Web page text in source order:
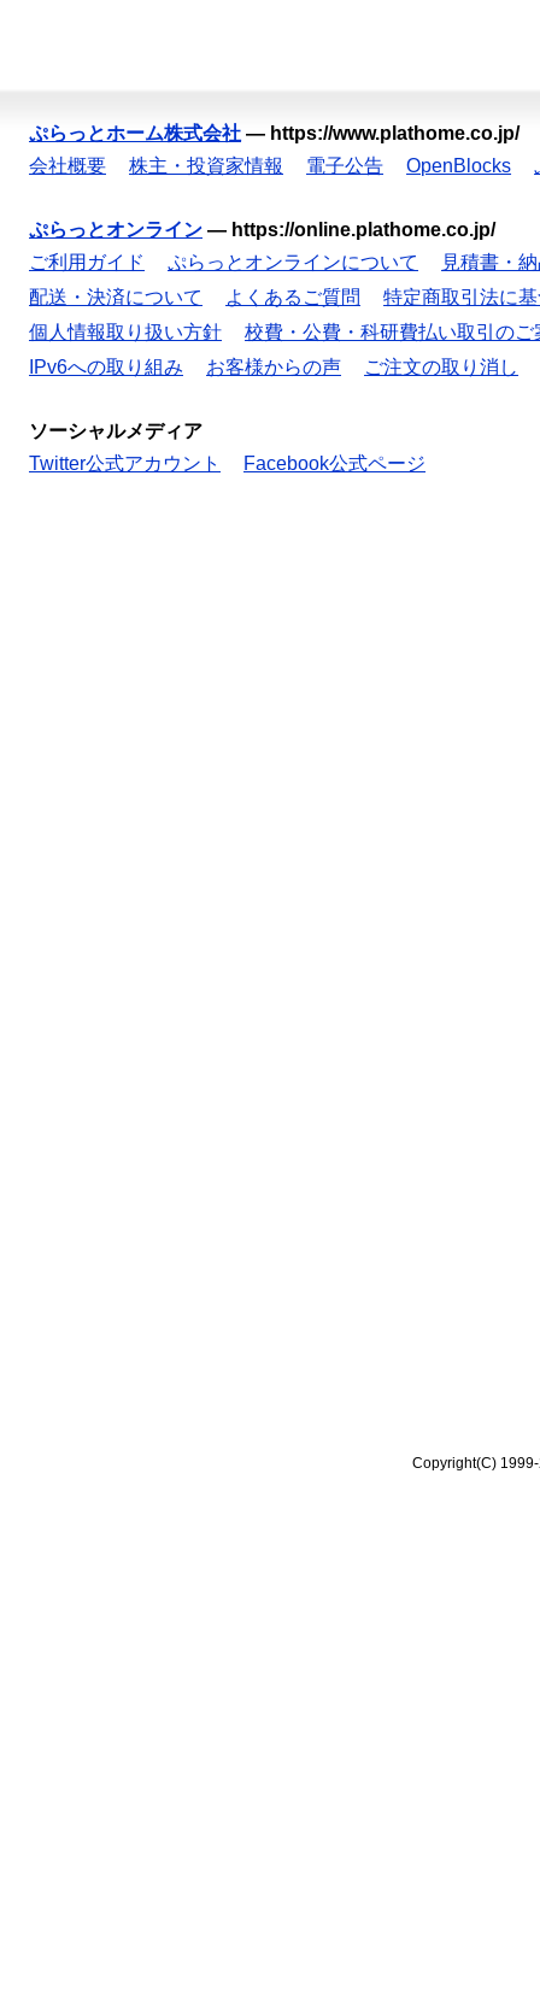
ぷらっとホーム株式会社 — https://www.plathome.co.jp/
会社概要
株主・投資家情報 電子公告 OpenBlocks
ぷらっとオンライン — https://online.plathome.co.jp/
ご利用ガイド
ぷらっとオンラインについて
見積書・
配送・決済について
よくあるご質問
特定商取引法に
個人情報取り扱い方針
校費・公費・科研費払い取引のご
IPv6への取り組み
お客様からの声 ご注文の取り消し
ソーシャルメディア
Twitter公式アカウント
Facebook公式ページ
Copyright(C)